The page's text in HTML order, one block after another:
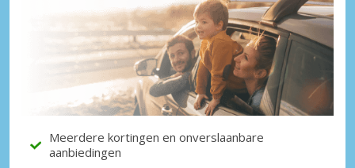
Meerdere kortingen en onverslaanbare
aanbiedingen